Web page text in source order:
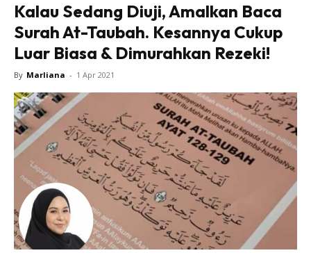
Kalau Sedang Diuji, Amalkan Baca
Surah At-Taubah. Kesannya Cukup
Luar Biasa & Dimurahkan Rezeki!
By Marliana - 1 Apr 2021